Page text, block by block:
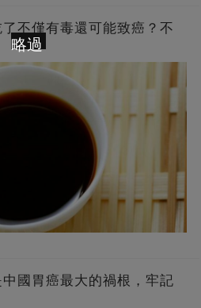
不僅有毒還可能致癌？不
國胃癌最大的禍根，牢記
略過